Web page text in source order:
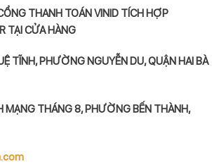
THANH TOÁN VINID TÍCH HỢP
TẠI CỬA HÀNG
TĨNH, PHƯỜNG NGUYỄN DU, QUẬN HAI BÀ
MẠNG THÁNG 8, PHƯỜNG BẾN THÀNH,